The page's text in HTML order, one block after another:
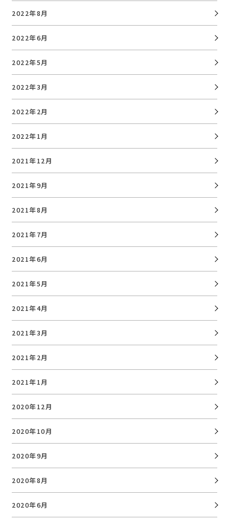
2022年8月
2022年6月
2022年5月
2022年3月
2022年2月
2022年1月
2021年12月
2021年9月
2021年8月
2021年7月
2021年6月
2021年5月
2021年4月
2021年3月
2021年2月
2021年1月
2020年12月
2020年10月
2020年9月
2020年8月
2020年6月